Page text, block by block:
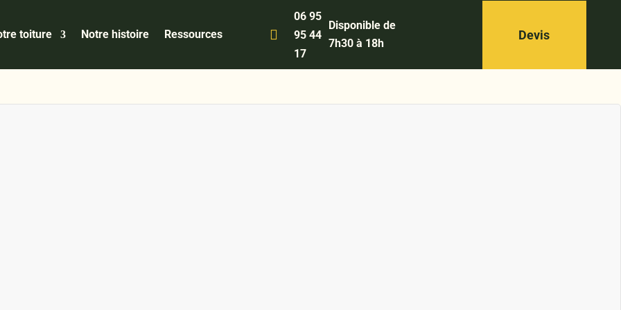
toiture Notre histoire Ressources 
06 95
95 44
17
Disponible de
7h30 à 18h
Devis